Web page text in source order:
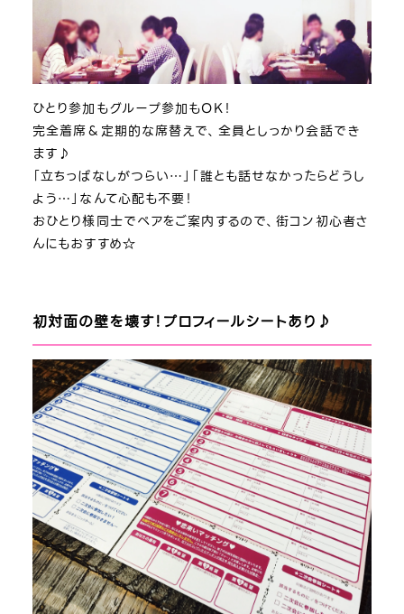
ひとり参加もグループ参加もOK！
完全着席＆定期的な席替えで、全員としっかり会話でき
ます♪
「立ちっぱなしがつらい…」「誰とも話せなかったらどうし
よう…」なんて心配も不要！
おひとり様同士でペアをご案内するので、街コン初心者さ
んにもおすすめ☆
初対面の壁を壊す！プロフィールシートあり♪